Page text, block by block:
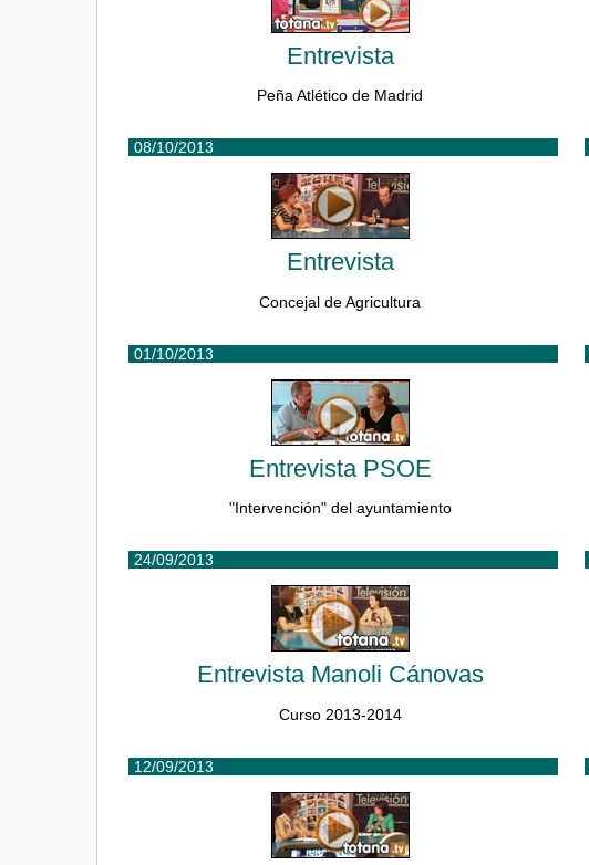
Entrevista
Peña Atlético de Madrid
08/10/2013
Entrevista
Concejal de Agricultura
01/10/2013
Entrevista PSOE
"Intervención" del ayuntamiento
24/09/2013
Entrevista Manoli Cánovas
Curso 2013-2014
12/09/2013